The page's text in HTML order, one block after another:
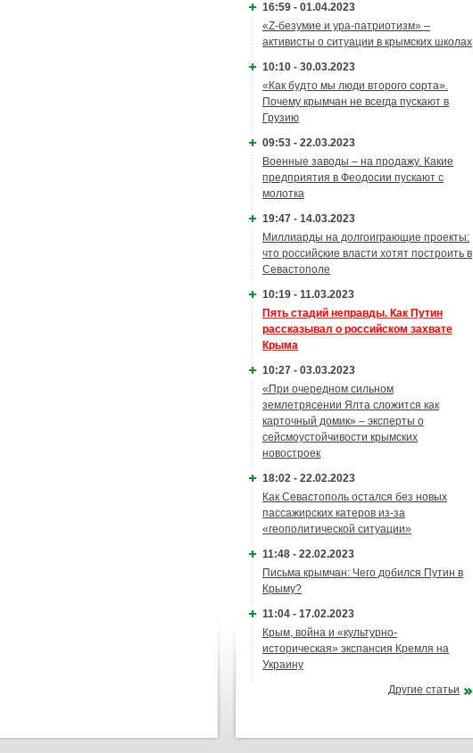
16:59 - 01.04.2023
«Z-безумие и ура-патриотизм» –
активисты о ситуации в крымских школах
10:10 - 30.03.2023
«Как будто мы люди второго сорта».
Почему крымчан не всегда пускают в
Грузию
09:53 - 22.03.2023
Военные заводы – на продажу. Какие
предприятия в Феодосии пускают с
молотка
19:47 - 14.03.2023
Миллиарды на долгоиграющие проекты:
что российские власти хотят построить в
Севастополе
10:19 - 11.03.2023
Пять стадий неправды. Как Путин
рассказывал о российском захвате
Крыма
10:27 - 03.03.2023
«При очередном сильном
землетрясении Ялта сложится как
карточный домик» – эксперты о
сейсмоустойчивости крымских
новостроек
18:02 - 22.02.2023
Как Севастополь остался без новых
пассажирских катеров из-за
«геополитической ситуации»
11:48 - 22.02.2023
Письма крымчан: Чего добился Путин в
Крыму?
11:04 - 17.02.2023
Крым, война и «культурно-
историческая» экспансия Кремля на
Украину
Другие статьи